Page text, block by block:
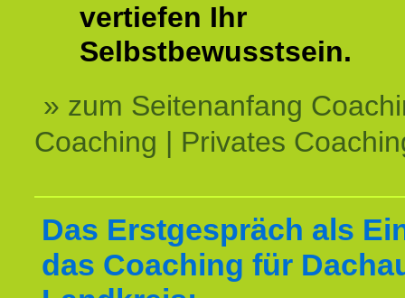
vertiefen Ihr
Selbstbewusstsein.
» zum Seitenanfang
Coaching | Privates
Das Erstgespräch als
das Coaching für